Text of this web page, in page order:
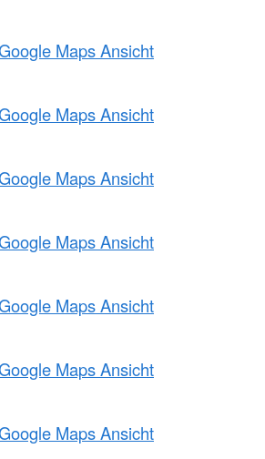
Maps Ansicht
Maps Ansicht
Maps Ansicht
Maps Ansicht
Maps Ansicht
Maps Ansicht
Maps Ansicht